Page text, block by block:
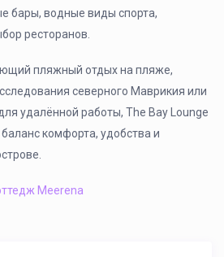
бары, водные виды спорта,
ресторанов.
пляжный отдых на пляже,
северного Маврикия или
удалённой работы, The Bay Lounge
комфорта, удобства и
Meerena